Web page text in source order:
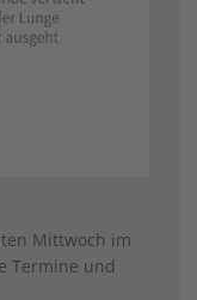
Mittwoch im
Termine und